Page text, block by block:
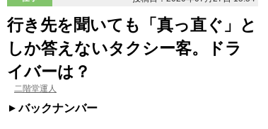
行き先を聞いても「真っ直ぐ」と
しか答えないタクシー客。ドラ
イバーは？
二階堂運人
バックナンバー